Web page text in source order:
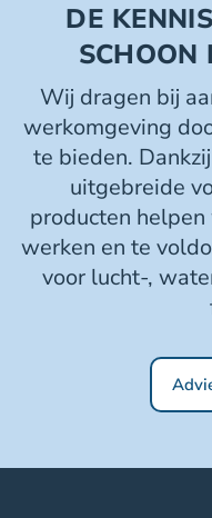
DE
SCHOON
Wij dragen bij
werkomgeving
te bieden.
uitgebreide
producten
werken en te
voor lucht-,